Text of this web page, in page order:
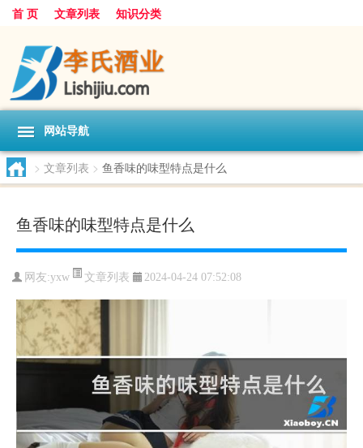
首 页 文章列表 知识分类
网站导航
> 文章列表 > 鱼香味的味型特点是什么
鱼香味的味型特点是什么
网友:yxw 文章列表 2024-04-24 07:52:08